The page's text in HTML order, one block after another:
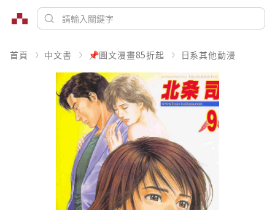
首頁 中文書 📌圖文漫畫85折起 日系其他動漫